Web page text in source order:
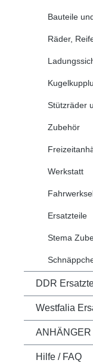
Bauteile
Räder,
Stützräder
Zubehör
Werkstatt
Ersatzteile
Stema
DDR
Westfalia
ANHÄNGER
Hilfe / FAQ